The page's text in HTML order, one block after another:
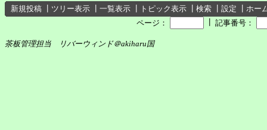
新規投稿 ツリー表示 一覧表示 トピック表示 検索 設定
ホー
ページ：
記事番号：
茶板管理担当 リバーウィンド＠akiharu国